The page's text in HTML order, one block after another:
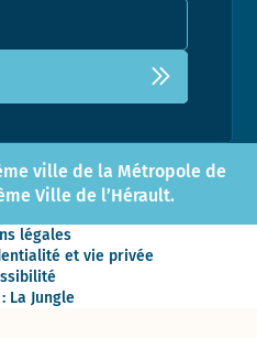
newsletter
ville de la Métropole de
Ville de l’Hérault.
légales
et vie privée
La Jungle